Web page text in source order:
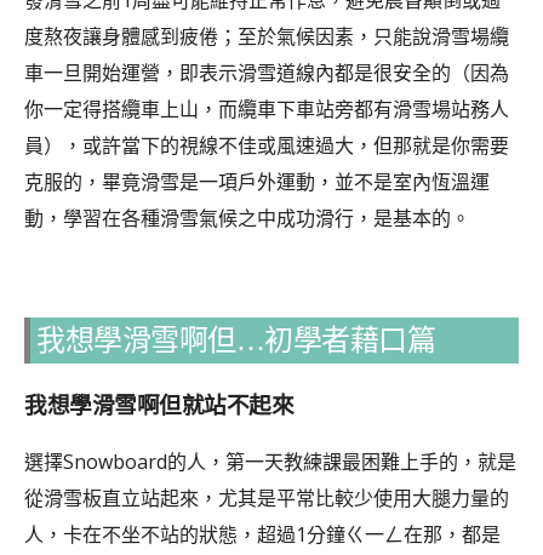
度熬夜讓身體感到疲倦；至於氣候因素，只能說滑雪場纜
車一旦開始運營，即表示滑雪道線內都是很安全的（因為
你一定得搭纜車上山，而纜車下車站旁都有滑雪場站務人
員），或許當下的視線不佳或風速過大，但那就是你需要
克服的，畢竟滑雪是一項戶外運動，並不是室內恆溫運
動，學習在各種滑雪氣候之中成功滑行，是基本的。
我想學滑雪啊但…初學者藉口篇
我想學滑雪啊但就站不起來
選擇Snowboard的人，第一天教練課最困難上手的，就是
從滑雪板直立站起來，尤其是平常比較少使用大腿力量的
人，卡在不坐不站的狀態，超過1分鐘ㄍ一ㄥ在那，都是